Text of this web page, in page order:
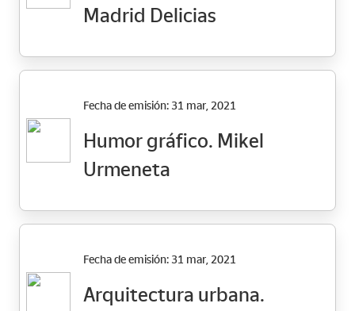
Madrid Delicias
Fecha de emisión: 31 mar, 2021
Humor gráfico. Mikel
Urmeneta
Fecha de emisión: 31 mar, 2021
Arquitectura urbana.